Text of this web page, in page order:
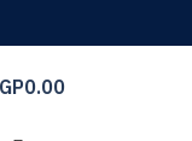
0.00